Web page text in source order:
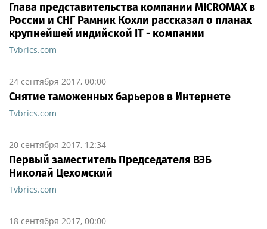
Глава представительства компании MICROMAX в
России и СНГ Рамник Кохли рассказал о планах
крупнейшей индийской IT - компании
Tvbrics.com
24 сентября 2017, 00:00
Снятие таможенных барьеров в Интернете
Tvbrics.com
20 сентября 2017, 12:34
Первый заместитель Председателя ВЭБ
Николай Цехомский
Tvbrics.com
18 сентября 2017, 00:00